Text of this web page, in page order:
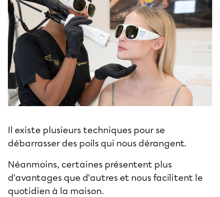
Il existe plusieurs techniques pour se
débarrasser des poils qui nous dérangent.
Néanmoins, certaines présentent plus
d'avantages que d'autres et nous facilitent le
quotidien à la maison.